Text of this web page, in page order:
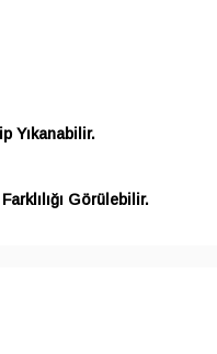
Yıkanabilir.
Görülebilir.